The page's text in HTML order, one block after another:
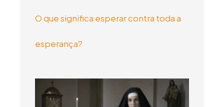
O que significa esperar contra toda a
esperança?